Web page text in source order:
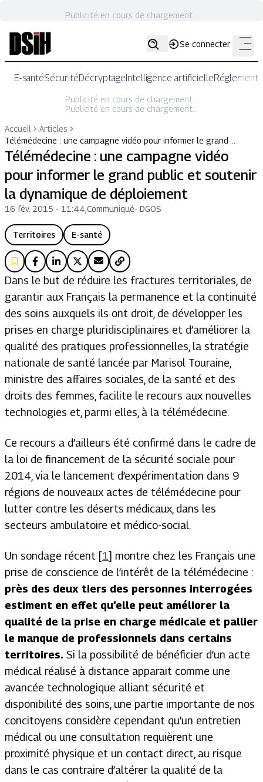
Publicité en cours de chargement...
Se connecter
E-santéSécuritéDécryptageIntelligence artificielle
Publicité en cours de chargement...
Publicité en cours de chargement...
Accueil
Articles
Télémédecine : une campagne vidéo pour informer le grand …
Télémédecine : une campagne vidéo
pour informer le grand public et soutenir
la dynamique de déploiement
16 fév. 2015 - 11:44 Communiqué- DGOS
Territoires E-santé
Dans le but de réduire les fractures territoriales, de
garantir aux Français la permanence et la continuité
des soins auxquels ils ont droit, de développer les
prises en charge pluridisciplinaires et d’améliorer la
qualité des pratiques professionnelles, la stratégie
nationale de santé lancée par Marisol Touraine,
ministre des affaires sociales, de la santé et des
droits des femmes, facilite le recours aux nouvelles
technologies et, parmi elles, à la télémédecine.
Ce recours a d’ailleurs été confirmé dans le cadre de
la loi de financement de la sécurité sociale pour
2014, via le lancement d’expérimentation dans 9
régions de nouveaux actes de télémédecine pour
lutter contre les déserts médicaux, dans les
secteurs ambulatoire et médico-social.
Un sondage récent [1] montre chez les Français une
prise de conscience de l’intérêt de la télémédecine :
près des deux tiers des personnes interrogées
estiment en effet qu’elle peut améliorer la
qualité de la prise en charge médicale et pallier
le manque de professionnels dans certains
territoires. Si la possibilité de bénéficier d’un acte
médical réalisé à distance apparait comme une
avancée technologique alliant sécurité et
disponibilité des soins, une partie importante de nos
concitoyens considère cependant qu’un entretien
médical ou une consultation requièrent une
proximité physique et un contact direct, au risque
dans le cas contraire d’altérer la qualité de la